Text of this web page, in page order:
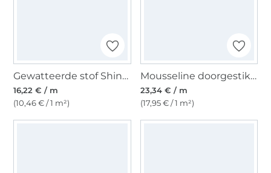
Gewatteerde stof Shine, zilverkleurig
16,22 € / m
(10,46 € / 1 m²)
Mousseline doorgestikte stof , jeansblauw
23,34 € / m
(17,95 € / 1 m²)